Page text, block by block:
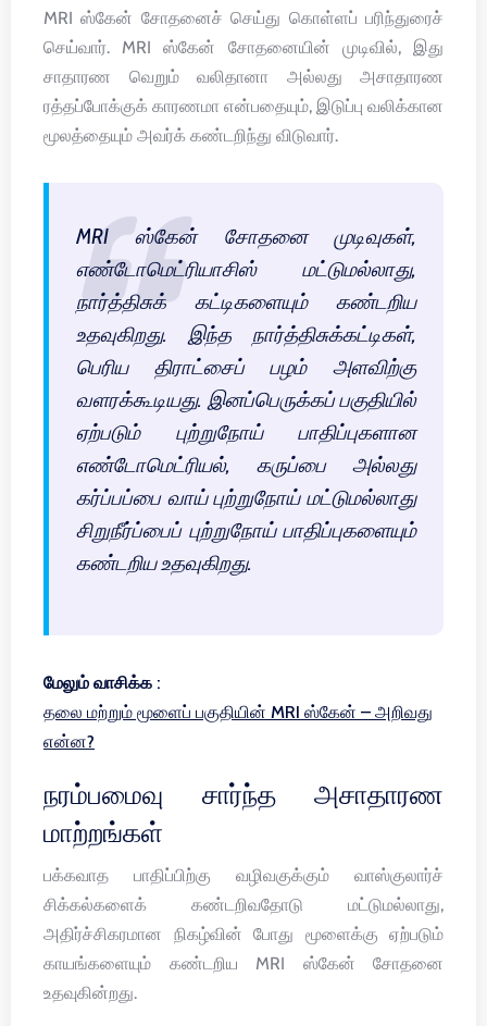
MRI ஸ்கேன் சோதனைச் செய்து கொள்ளப் பரிந்துரைச்
செய்வார். MRI ஸ்கேன் சோதனையின் முடிவில், இது
சாதாரண வெறும் வலிதானா அல்லது அசாதாரண
ரத்தப்போக்குக் காரணமா என்பதையும், இடுப்பு வலிக்கான
மூலத்தையும் அவர்க் கண்டறிந்து விடுவார்.
MRI ஸ்கேன் சோதனை முடிவுகள்,
எண்டோமெட்ரியாசிஸ் மட்டுமல்லாது,
நார்த்திசுக் கட்டிகளையும் கண்டறிய
உதவுகிறது. இந்த நார்த்திசுக்கட்டிகள்,
பெரிய திராட்சைப் பழம் அளவிற்கு
வளரக்கூடியது. இனப்பெருக்கப் பகுதியில்
ஏற்படும் புற்றுநோய் பாதிப்புகளான
எண்டோமெட்ரியல், கருப்பை அல்லது
கர்ப்பப்பை வாய் புற்றுநோய் மட்டுமல்லாது
சிறுநீர்ப்பைப் புற்றுநோய் பாதிப்புகளையும்
கண்டறிய உதவுகிறது.
மேலும் வாசிக்க :
தலை மற்றும் மூளைப் பகுதியின் MRI ஸ்கேன் – அறிவது
என்ன?
நரம்பமைவு சார்ந்த அசாதாரண
மாற்றங்கள்
பக்கவாத பாதிப்பிற்கு வழிவகுக்கும் வாஸ்குலார்ச்
சிக்கல்களைக் கண்டறிவதோடு மட்டுமல்லாது,
அதிர்ச்சிகரமான நிகழ்வின் போது மூளைக்கு ஏற்படும்
காயங்களையும் கண்டறிய MRI ஸ்கேன் சோதனை
உதவுகின்றது.